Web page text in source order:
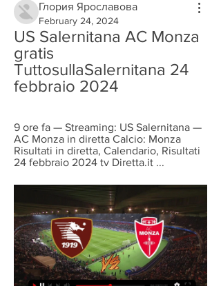
Глория Ярославова
February 24, 2024
US Salernitana AC Monza
gratis
TuttosullaSalernitana 24
febbraio 2024
9 ore fa — Streaming: US Salernitana —
AC Monza in diretta Calcio: Monza
Risultati in diretta, Calendario, Risultati
24 febbraio 2024 tv Diretta.it ...